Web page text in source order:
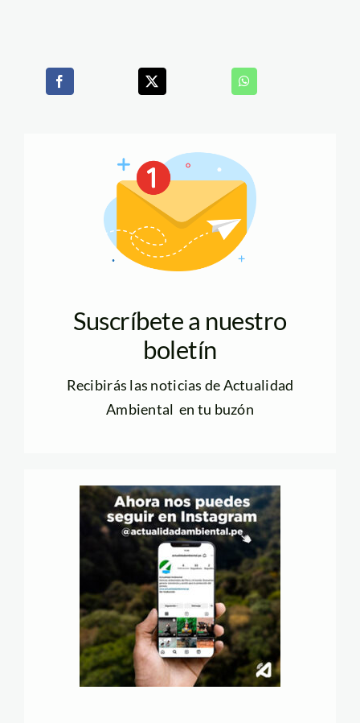
Suscríbete a nuestro
boletín
Recibirás las noticias de Actualidad
Ambiental en tu buzón